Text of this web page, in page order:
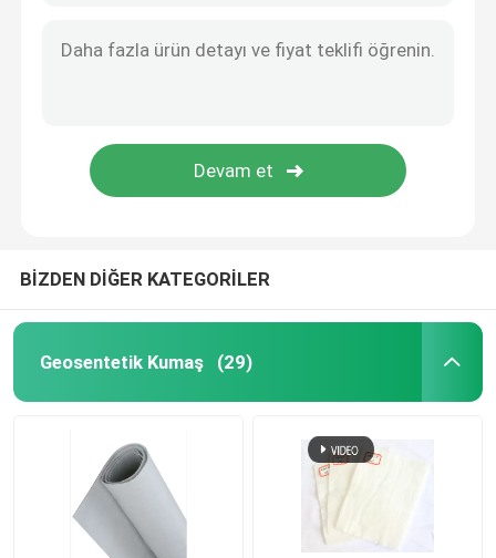
Geomembran Kaynak Makinesi
BİZDEN DİĞER KATEGORİLER
Geosentetik Kumaş (29)